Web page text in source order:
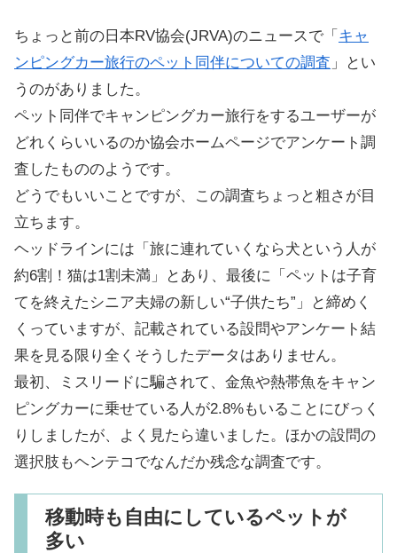
ちょっと前の日本RV協会(JRVA)のニュースで「 キャ
ンピングカー旅行のペット同伴についての調査 」とい
うのがありました。
ペット同伴でキャンピングカー旅行をするユーザーが
どれくらいいるのか協会ホームページでアンケート調
査したもののようです。
どうでもいいことですが、この調査ちょっと粗さが目
立ちます。
ヘッドラインには「旅に連れていくなら犬という人が
約6割！猫は1割未満」とあり、最後に「ペットは子育
てを終えたシニア夫婦の新しい“子供たち”」と締めく
くっていますが、記載されている設問やアンケート結
果を見る限り全くそうしたデータはありません。
最初、ミスリードに騙されて、金魚や熱帯魚をキャン
ピングカーに乗せている人が2.8%もいることにびっく
りしましたが、よく見たら違いました。ほかの設問の
選択肢もヘンテコでなんだか残念な調査です。
移動時も自由にしているペットが
多い